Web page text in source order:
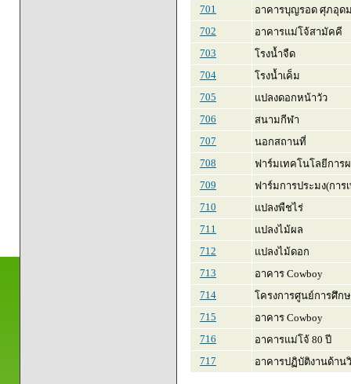
701
อาคารบุญรอด ศุภอุด
702
อาคารแม่โจ้สามัคคี
703
โรงน้ำจืด
704
โรงน้ำเค็ม
705
แปลงดอกหน้าวัว
706
สนามกีฬา
707
นอกสถานที่
708
ฟาร์มเทคโนโลยีการ
709
ฟาร์มการประมง(การ
710
แปลงพืชไร่
711
แปลงไม้ผล
712
แปลงไม้ดอก
713
อาคาร Cowboy
714
โครงการศูนย์การศึก
715
อาคาร Cowboy
716
อาคารแม่โจ้ 80 ปี
717
อาคารปฏิบัติงานด้าน